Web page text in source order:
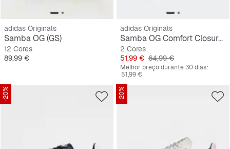
adidas Originals
Samba OG (GS)
12 Cores
Preço
89,99 €
adidas Originals
Samba OG Comfort Closure Elastic Lace Crianças Pequena
2 Cores
Preço
51,99 € Preço original
64,99 €
Melhor preço durante 30 dias:
51,99 €
-20% -20%